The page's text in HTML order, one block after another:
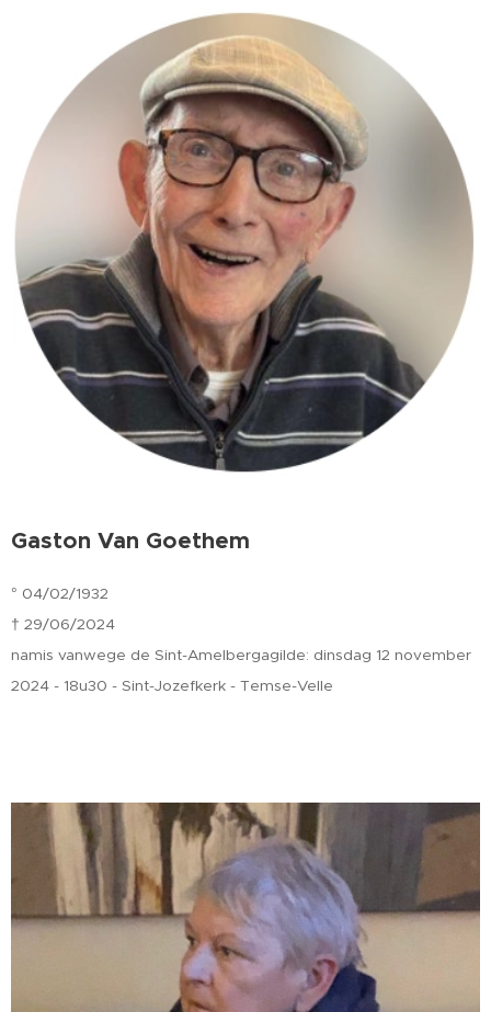
Gaston Van Goethem
° 04/02/1932
† 29/06/2024
namis vanwege de Sint-Amelbergagilde: dinsdag 12 november
2024 - 18u30 - Sint-Jozefkerk - Temse-Velle